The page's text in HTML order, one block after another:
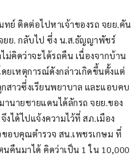
ย์ ติดต่อไปหาเจ้าของรถ จยย.คัน
ยย. กลับไป ซึ่ง น.ส.ธัญญาพัชร์
ม่คิดว่าจะได้รถคืน เนื่องจากบ้าน
ยเหตุการณ์ดังกล่าวเกิดขึ้นตั้งแต่
สาวซึ่งเรียนพยาบาล และแอบคบ
นายชายแดนได้ลักรถ จยย.ของ
ได้ไปแจ้งความไว้ที่ สภ.เมือง
อบคุณตำรวจ สน.เพชรเกษม ที่
คืนมาได้ คิดว่าเป็น 1 ใน 10,000